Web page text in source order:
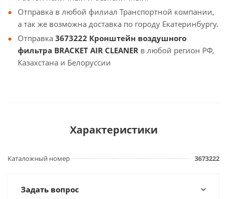
Отправка в любой филиал Транспортной компании,
а так же возможна доставка по городу Екатеринбургу.
Отправка 3673222 Кронштейн воздушного
фильтра BRACKET AIR CLEANER в любой регион РФ,
Казахстана и Белоруссии
Характеристики
Каталожный номер 3673222
Задать вопрос